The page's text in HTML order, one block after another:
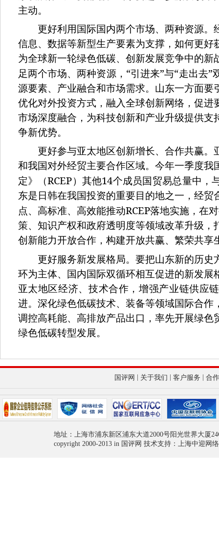
主动。
更好利用国际国内两个市场、两种资源。
信息、数据等新型生产要素为支撑，如何更好
为全球新一轮绿色低碳、创新发展竞争中的新
足两个市场、两种资源， “引进来”与“走出去”
源要素、产业融合和市场需求。山东一方面要
优化对外投资方式，融入全球创新网络，促进
市场深度融合，为科技创新和产业升级提供支
争新优势。
更好参与亚太地区创新增长、合作共赢。
和我国对外经贸主要合作区域。今年一季度我
定》（RCEP）其他14个成员国贸易总量中，
东是日韩在我国投资的重要目的地之一，经贸
点、高标准、高效能推动RCEP落地实施，在
策、知识产权和政府透明度等领域改革升级，
创新能力开放合作，构建开放共赢、繁荣共享
更好服务新发展格局。要把山东新的历史
环为主体、国内国际双循环相互促进的新发展
亚太地区经济、技术合作，增强产业链供应
进。深化绿色低碳技术、装备等领域国际合作
调控高耗能、高排放产品出口，率先开展绿色
绿色低碳转型发展。
国评网 关于我们 客户服务 合
地址：上海市浦东新区浦东大道2000号阳光世界大厦
copyright 2000-2013 in 国评网 技术支持：上海中迎